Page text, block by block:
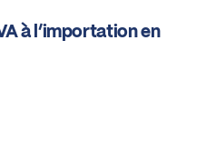
à l’importation en